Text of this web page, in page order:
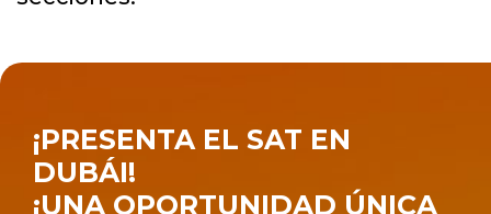
¡PRESENTA EL SAT EN
DUBÁI!
¡UNA OPORTUNIDAD ÚNICA